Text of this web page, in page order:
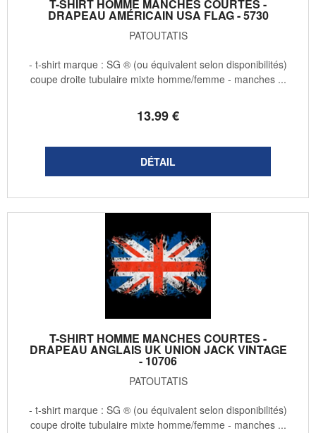
T-SHIRT HOMME MANCHES COURTES -
DRAPEAU AMÉRICAIN USA FLAG - 5730
PATOUTATIS
13.99€
- t-shirt marque : SG ® (ou équivalent selon disponibilités)
coupe droite tubulaire mixte homme/femme - manches ...
T-SHIRT HOMME MANCHES COURTES -
DRAPEAU ANGLAIS UK UNION JACK VINTAGE
- 10706
PATOUTATIS
- t-shirt marque : SG ® (ou équivalent selon disponibilités)
coupe droite tubulaire mixte homme/femme - manches ...